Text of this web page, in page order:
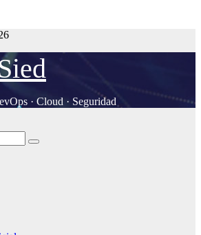
· Cloud · Seguridad